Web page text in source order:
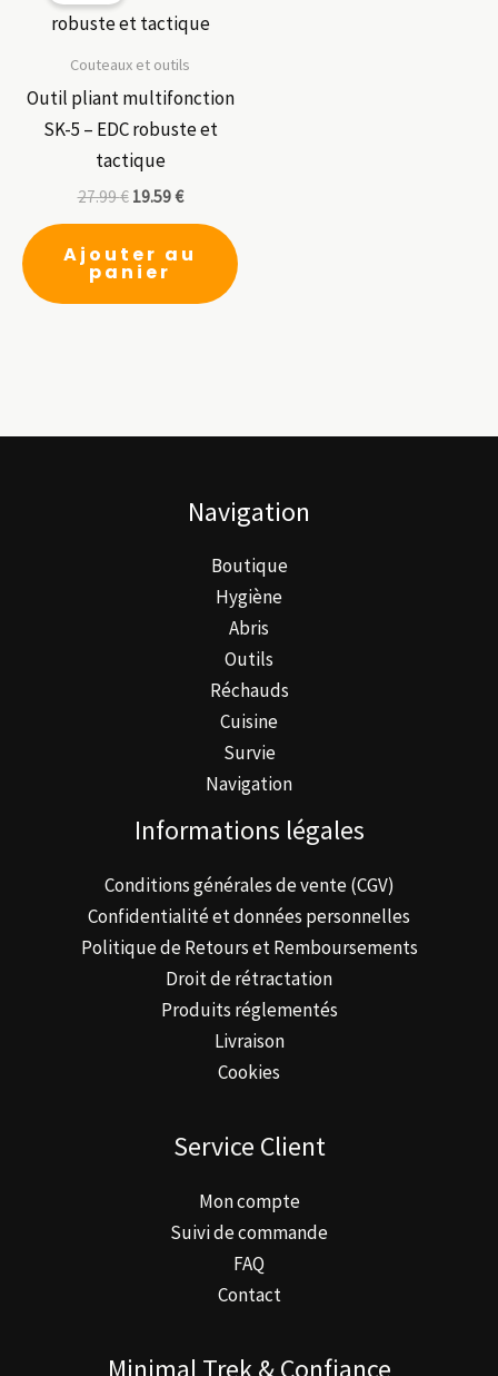
produit
Couteaux et outils
Outil pliant multifonction
SK-5 – EDC robuste et
tactique
27.99€ 19.59€
Ajouter au
panier
Navigation
Boutique
Hygiène
Abris
Outils
Réchauds
Cuisine
Survie
Navigation
Informations légales
Conditions générales de vente (CGV)
Confidentialité et données personnelles
Politique de Retours et Remboursements
Droit de rétractation
Produits réglementés
Livraison
Cookies
Service Client
Mon compte
Suivi de commande
FAQ
Contact
Minimal Trek & Confiance